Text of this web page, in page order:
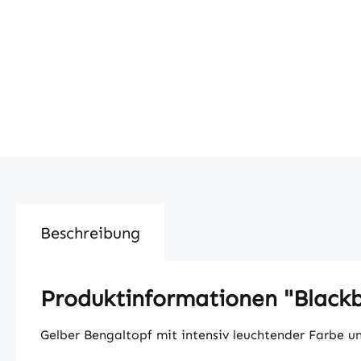
Beschreibung
Produktinformationen
Gelber Bengaltopf mit intensiv leuchtender Farbe